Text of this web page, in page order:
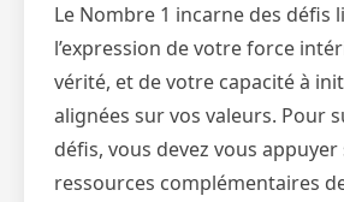
Le Nombre 1 incarne des défis
l’expression de votre force
vérité, et de votre capacité à
alignées sur vos valeurs. Pour
défis, vous devez vous appuyer
ressources complémentaires